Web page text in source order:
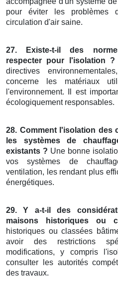
pour éviter les problèmes
circulation d'air saine.
27. Existe-t-il des
respecter pour l'isolation ?
directives
concerne les matériaux
l'environnement. Il est
écologiquement responsables.
28. Comment l'isolation des
les systèmes de
existants ? Une bonne
vos systèmes de
ventilation, les rendant plus
énergétiques.
29. Y a-t-il des
maisons historiques ou
historiques ou classées
avoir des restrictions
modifications, y compris
consulter les autorités
des travaux.